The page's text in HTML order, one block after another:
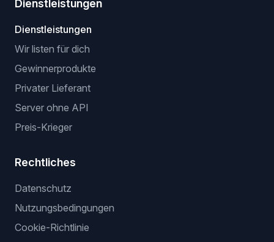
Dienstleistungen
Dienstleistungen
Wir listen für dich
Gewinnerprodukte
Privater Lieferant
Server ohne API
Preis-Krieger
Rechtliches
Datenschutz
Nutzungsbedingungen
Cookie-Richtlinie